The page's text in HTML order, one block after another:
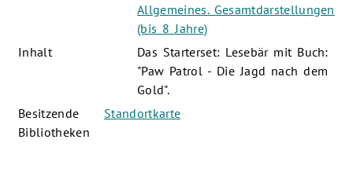
Allgemeines. Gesamtdarstellungen
(bis 8 Jahre)
Inhalt
Das Starterset: Lesebär mit Buch:
"Paw Patrol - Die Jagd nach dem
Gold".
Besitzende
Bibliotheken
Standortkarte